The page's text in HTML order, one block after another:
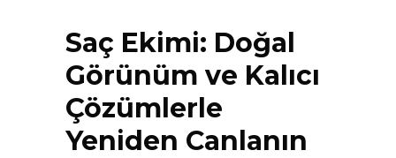
Saç Ekimi: Doğal
Görünüm ve Kalıcı
Çözümlerle
Yeniden Canlanın